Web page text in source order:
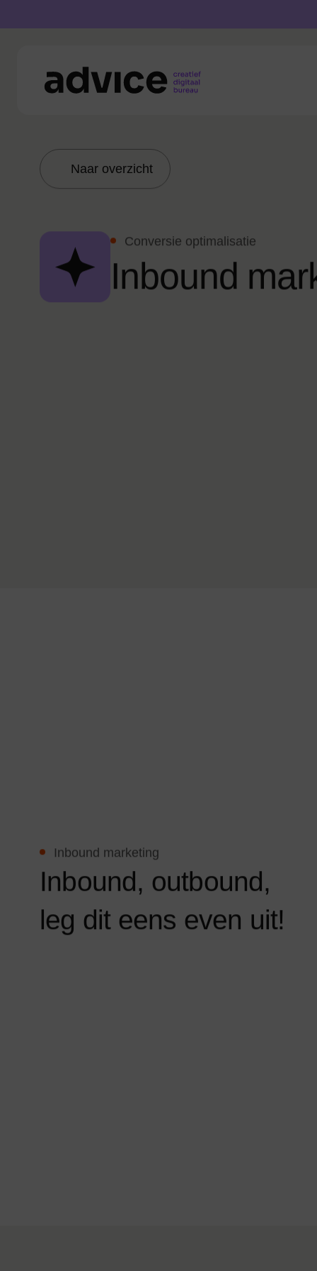
Naar overzicht
Conversie optimalisatie
Inbound mar
Inbound marketing
Inbound, outbound,
eg dit eens even uit!